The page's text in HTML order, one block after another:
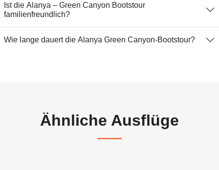
Ist die Alanya – Green Canyon Bootstour
familienfreundlich?
Wie lange dauert die Alanya Green Canyon-Bootstour?
Ähnliche Ausflüge